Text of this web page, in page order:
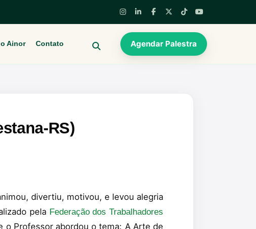
Ainor Contato Agendar Palestra
RS)
divertiu, motivou, e levou alegria
pela Federação dos Trabalhadores
o Professor abordou o tema: A Arte de